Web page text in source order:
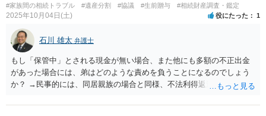
#家族間の相続トラブル #遺産分割 #協議 #生前贈与 #相続財産調査・鑑定
2025年10月04日(土) 役にたった 1
石川 雄太 弁護士
もし「保管中」とされる現金が無い場合、また他にも多額の不正出金
があった場合には、弟はどのような責めを負うことになるのでしょう
か？ →民事的には、同居親族の場合と同様、不法利得返還請求（民法
なります。 刑事的には、亡叔父様の生前に弟氏が管理（占有）を任さ